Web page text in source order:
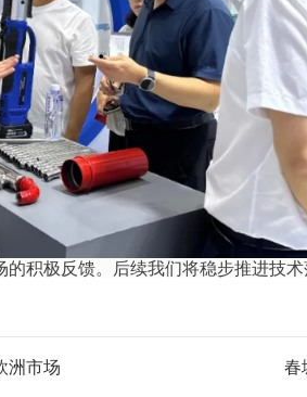
积极反馈。后续我们将稳步推进技
洲市场 春